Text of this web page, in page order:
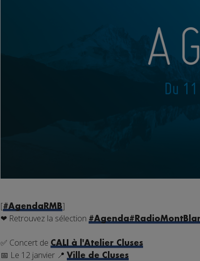
[#AgendaRMB]
❤ Retrouvez la sélection #Agenda
✅ Concert de CALI à l'Atelier Cluses
📅 Le 12 janvier 📍 Ville de Cluses